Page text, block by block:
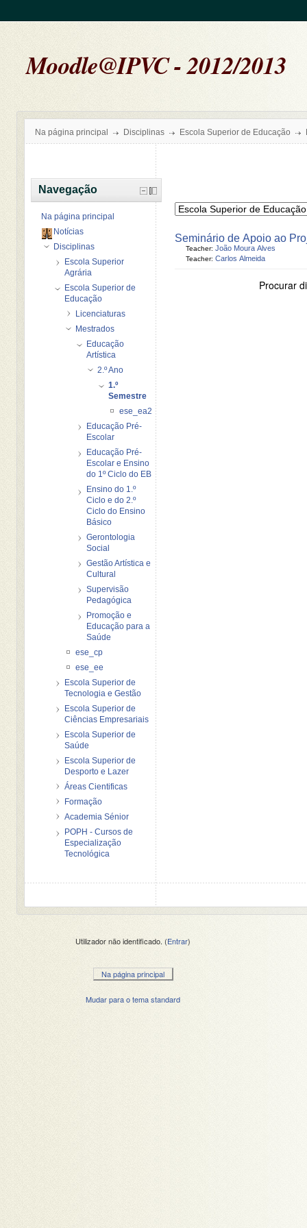
Moodle@IPVC - 2012/2013
Na página principal Disciplinas Escola Superior de Educação
Seminário de Apoio ao
Teacher: João Moura Alves
Teacher: Carlos Almeida
Procurar
Navegação
Na página principal
Notícias
Disciplinas
Escola Superior
Agrária
Escola Superior de
Educação
Licenciaturas
Mestrados
Educação
Artística
2.º Ano
1.º
Semestre
ese_ea2_sap
Educação Pré-
Escolar
Educação Pré-
Escolar e Ensino
do 1º Ciclo do EB
Ensino do 1.º
Ciclo e do 2.º
Ciclo do Ensino
Básico
Gerontologia
Social
Gestão Artística e
Cultural
Supervisão
Pedagógica
Promoção e
Educação para a
Saúde
ese_cp
ese_ee
Escola Superior de
Tecnologia e Gestão
Escola Superior de
Ciências Empresariais
Escola Superior de
Saúde
Escola Superior de
Desporto e Lazer
Áreas Cientificas
Formação
Academia Sénior
POPH - Cursos de
Especialização
Tecnológica
Utilizador não identificado. (Entrar)
Na página principal
Mudar para o tema standard